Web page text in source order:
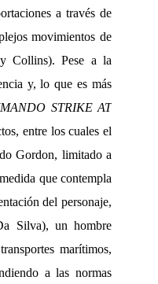
a través de
movimientos de
Collins). Pese a la
y, lo que es más
STRIKE AT
entre los cuales el
Gordon, limitado a
que contempla
del personaje,
Silva), un hombre
marítimos,
a las normas